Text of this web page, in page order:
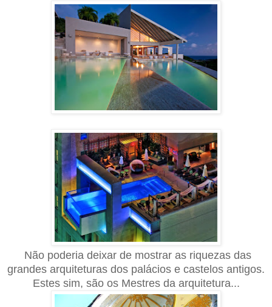
Não poderia deixar de mostrar as riquezas das
grandes arquiteturas dos palácios e castelos antigos.
Estes sim, são os Mestres da arquitetura...